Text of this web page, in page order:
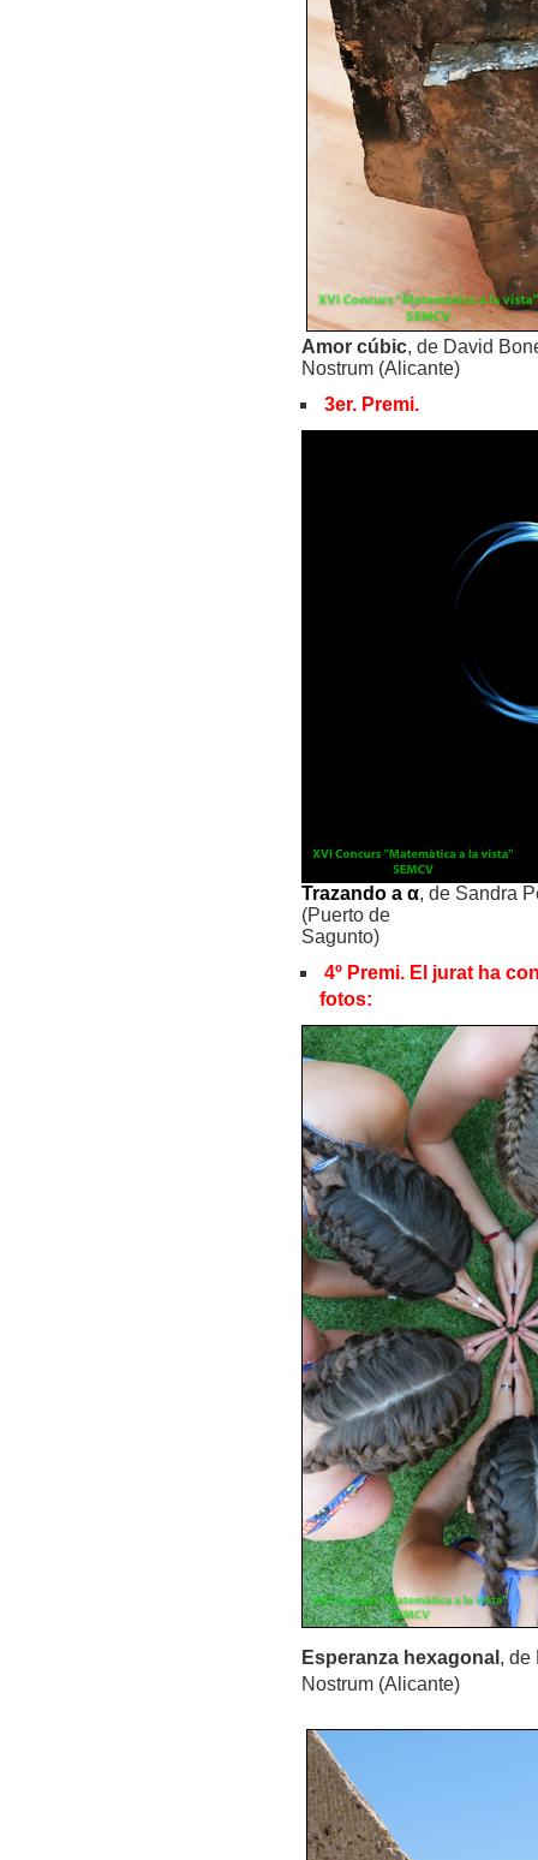
Amor cúbic, de David
Nostrum (Alicante)
3er. Premi.
Trazando a α, de Sandra
(Puerto de
Sagunto)
4º Premi. El jurat ha
fotos:
Esperanza hexagonal , de
Nostrum (Alicante)